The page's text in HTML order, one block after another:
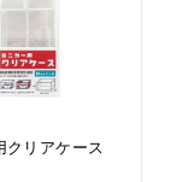
クリアケース